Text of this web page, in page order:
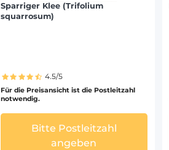
Sparriger Klee (Trifolium
squarrosum)
4.5/5
Für die Preisansicht ist die Postleitzahl
notwendig.
Bitte Postleitzahl
angeben